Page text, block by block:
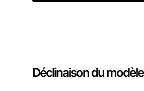
Déclinaison du modèle